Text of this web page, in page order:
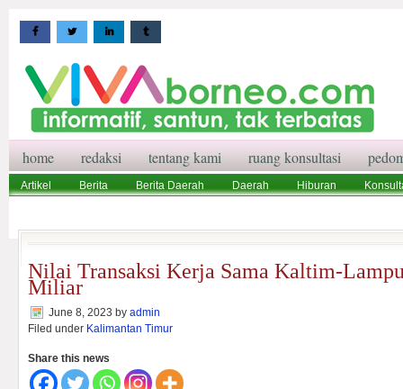
home redaksi tentang kami ruang konsultasi
Artikel Berita Berita Daerah Daerah Hiburan
Nilai Transaksi Kerja Sama Kaltim-
Miliar
June 8, 2023 by admin
Filed under Kalimantan Timur
Share this news